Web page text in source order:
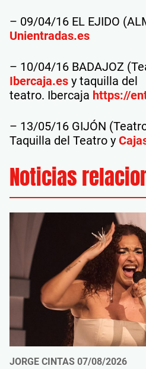
– 09/04/16 EL EJIDO
Unientradas.es
– 10/04/16 BADAJOZ
Ibercaja.es y taquilla del
teatro. Ibercaja https://
– 13/05/16 GIJÓN
Taquilla del Teatro y
Noticias
JORGE CINTAS 07/08/2026